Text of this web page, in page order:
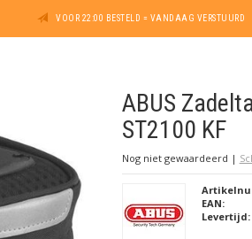
VOOR 22:00 BESTELD = VANDAAG VERSTUURD
ABUS
ST2100 KF
Nog niet gewaardeerd |
EAN:
Levertijd: